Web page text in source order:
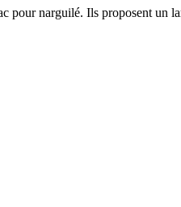
pour narguilé. Ils proposent un